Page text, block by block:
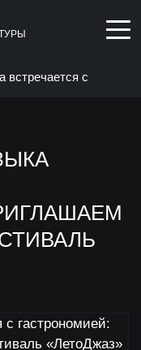
встречается с